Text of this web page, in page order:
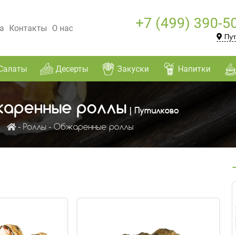
Контакты О нас +7 (499) 390-
Десерты Закуски Напитки
роллы| Путилково
Роллы Обжаренные роллы